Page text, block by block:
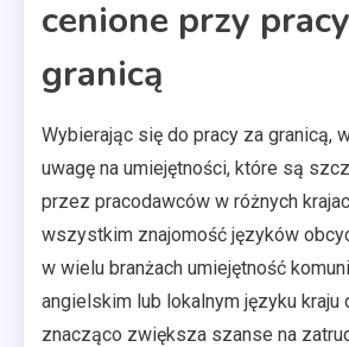
cenione przy
granicą
Wybierając się do pracy za granicą,
uwagę na umiejętności, które są
przez pracodawców w różnych
wszystkim znajomość języków
w wielu branżach umiejętność
angielskim lub lokalnym języku kraju
znacząco zwiększa szanse na